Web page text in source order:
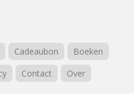
Cadeaubon
Boeken
Contact Over